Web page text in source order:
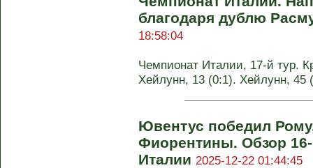
благодаря дублю
18:58:04
Чемпионат Италии, 17-й тур.
Хейлунн, 13 (0:1). Хейлунн, 45
Ювентус победил
Фиорентины. Обзор
Италии 2025-12-22 01:44:45